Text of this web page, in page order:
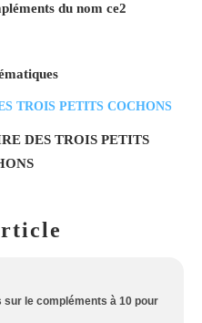
du nom ce2
DES TROIS PETITS
le compléments à 10 pour